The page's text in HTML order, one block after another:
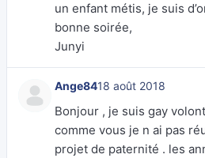
un enfant métis, je suis
bonne soirée,
Junyi
Ange8418 août 2018
Bonjour , je suis gay
comme vous je n ai pas
projet de paternité . les